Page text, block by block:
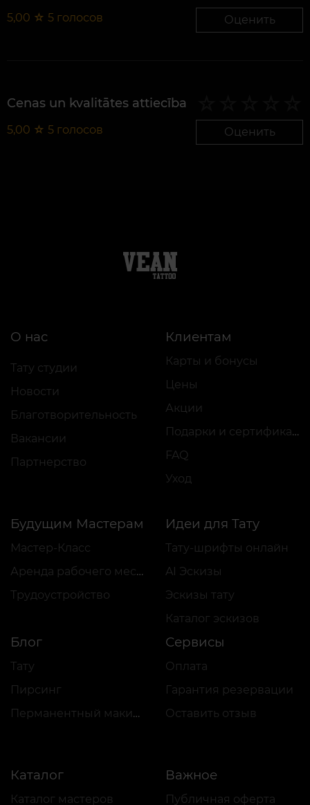
5,00 ☆ 5 голосов Оценить
Cenas un kvalitātes attiecība
5,00 ☆ 5 голосов Оценить
О нас
Тату студии
Новости
Благотворительность
Вакансии
Партнерство
Клиентам
Карты и бонусы
Цены
Акции
Подарки и сертификаты
FAQ
Уход
Будущим Мастерам
Мастер-Класс
Аренда рабочего места
Трудоустройство
Идеи для Тату
Тату-шрифты онлайн
AI Эскизы
Эскизы тату
Каталог эскизов
Блог
Тату
Пирсинг
Перманентный макияж
Сервисы
Оплата
Гарантия резервации
Оставить отзыв
Каталог
Каталог мастеров
Важное
Публичная оферта